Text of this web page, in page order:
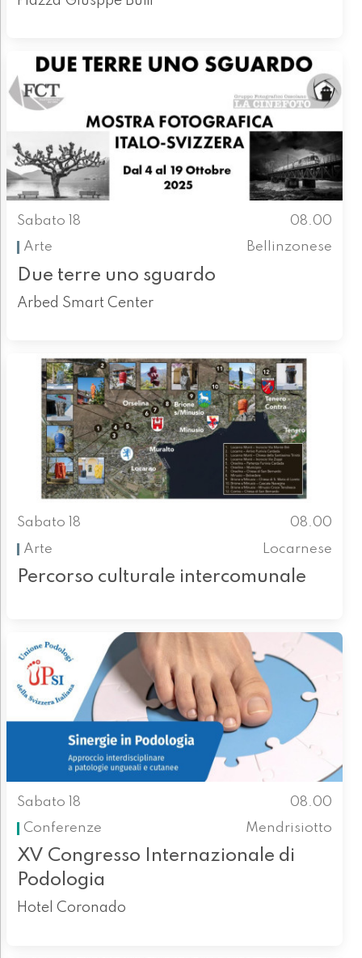
Sabato 18
08.00
Arte
Bellinzonese
Due terre uno sguardo
Arbed Smart Center
Sabato 18
08.00
Arte
Locarnese
Percorso culturale intercomunale
Sabato 18
08.00
Conferenze
Mendrisiotto
XV Congresso Internazionale di
Podologia
Hotel Coronado